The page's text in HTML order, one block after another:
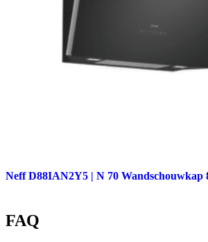
Neff D88IAN2Y5 | N 70 Wandschouwkap
FAQ